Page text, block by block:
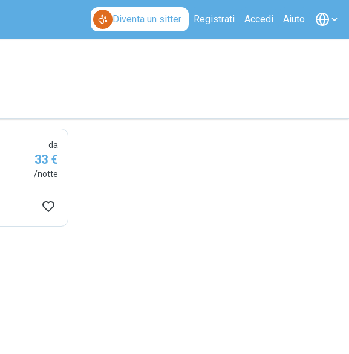
Diventa un sitter Registrati Accedi Aiuto
da
33 €
/notte